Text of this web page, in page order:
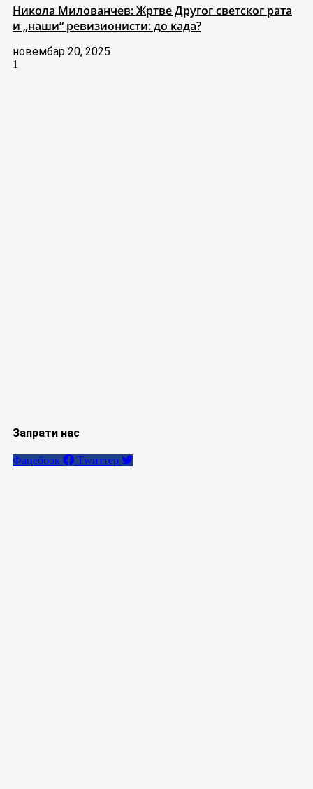
Никола Милованчев: Жртве Другог светског рата
и „наши“ ревизионисти: до када?
новембар 20, 2025
Запрати нас
Фацебоок Тwиттер